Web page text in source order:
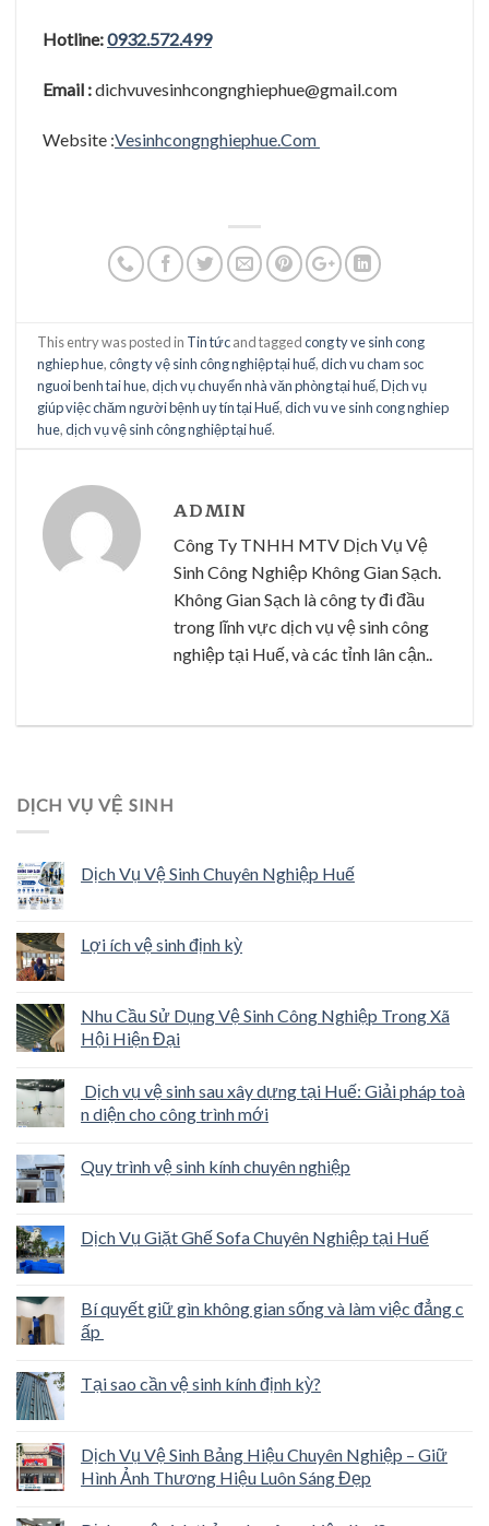
Hotline:0932.572.499
Email :dichvuvesinhcongnghiephue@gmail.com
Website :Vesinhcongnghiephue.Com
This entry was posted in Tin tứcand taggedcong ty ve sinh cong
nghiep hue,công ty vệ sinh công nghiệp tại huế,dich vu cham soc
nguoi benh tai hue,dịch vụ chuyển nhà văn phòng tại huế,Dịch vụ
giúp việc chăm người bệnh uy tín tại Huế,dich vu ve sinh cong nghiep
hue,dịch vụ vệ sinh công nghiệp tại huế.
ADMIN
Công Ty TNHH MTV Dịch Vụ Vệ
Sinh Công Nghiệp Không Gian Sạch.
Không Gian Sạch là công ty đi đầu
trong lĩnh vực dịch vụ vệ sinh công
nghiệp tại Huế, và các tỉnh lân cận..
DỊCH VỤ VỆ SINH
Dịch Vụ Vệ Sinh Chuyên Nghiệp Huế
Lợi ích vệ sinh định kỳ
Nhu Cầu Sử Dụng Vệ Sinh Công Nghiệp Trong Xã
Hội Hiện Đại
Dịch vụ vệ sinh sau xây dựng tại Huế: Giải pháp toà
n diện cho công trình mới
Quy trình vệ sinh kính chuyên nghiệp
Dịch Vụ Giặt Ghế Sofa Chuyên Nghiệp tại Huế
Bí quyết giữ gìn không gian sống và làm việc đẳng c
ấp
Tại sao cần vệ sinh kính định kỳ?
Dịch Vụ Vệ Sinh Bảng Hiệu Chuyên Nghiệp – Giữ
Hình Ảnh Thương Hiệu Luôn Sáng Đẹp